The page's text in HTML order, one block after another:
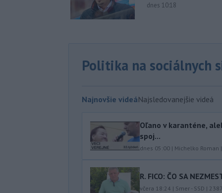
dnes 10:18
Politika na sociálnych
Najnovšie videáNajsledovanejšie videá
Oľano v karanténe,
spoj...
dnes 05:00 | Michelko Roman |
R. FICO: ČO SA
včera 18:24 | Smer - SSD |